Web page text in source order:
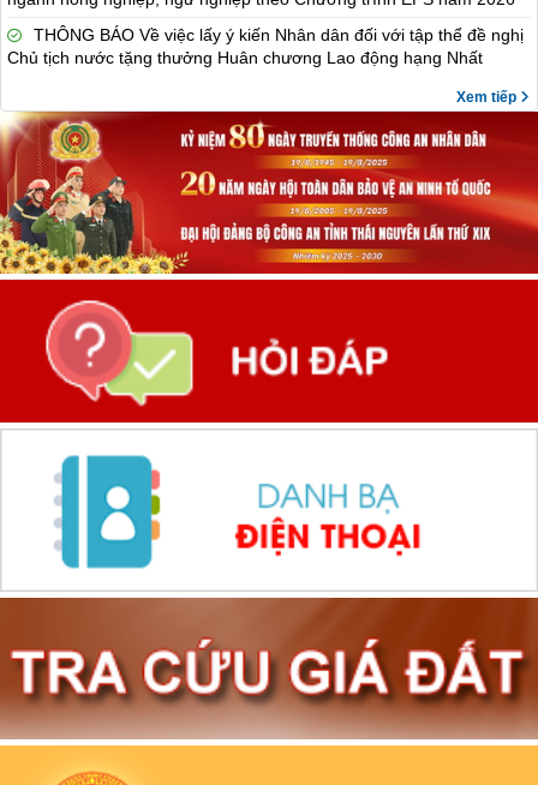
THÔNG BÁO Về việc lấy ý kiến Nhân dân đối với tập thể đề nghị
Chủ tịch nước tặng thưởng Huân chương Lao động hạng Nhất
Xem tiếp